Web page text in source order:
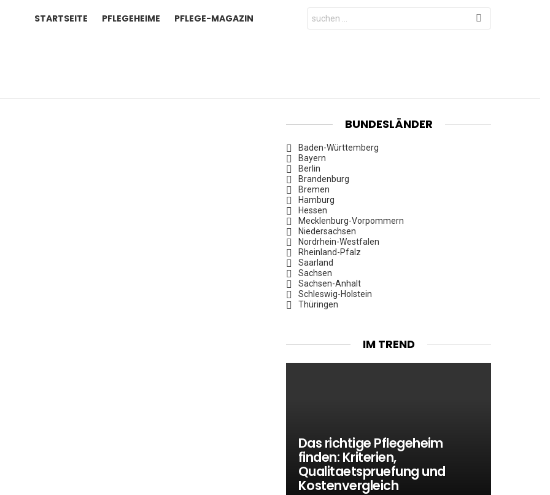
STARTSEITE PFLEGEHEIME PFLEGE-MAGAZIN
Search
for:
BUNDESLÄNDER
Baden-Württemberg
Bayern
Berlin
Brandenburg
Bremen
Hamburg
Hessen
Mecklenburg-Vorpommern
Niedersachsen
Nordrhein-Westfalen
Rheinland-Pfalz
Saarland
Sachsen
Sachsen-Anhalt
Schleswig-Holstein
Thüringen
IM TREND
Das richtige Pflegeheim
finden: Kriterien,
Qualitaetspruefung und
Kostenvergleich